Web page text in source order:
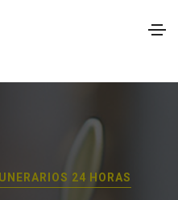
24 HORAS